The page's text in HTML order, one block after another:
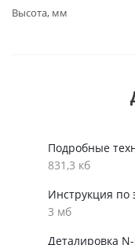
Высота, мм
Подробные
831,3 кб
Инструкция по
3 мб
Деталировка